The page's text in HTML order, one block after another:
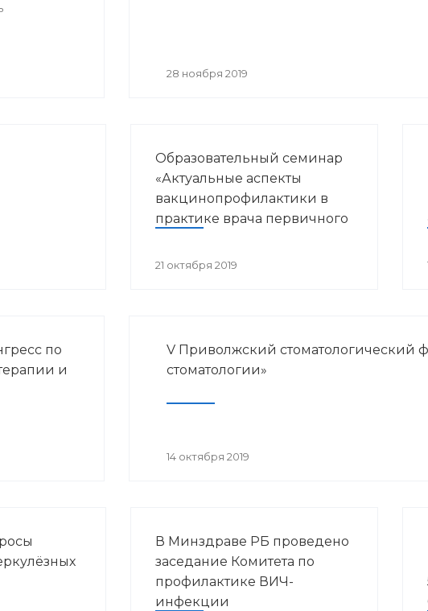
28 ноября 2019
Образовательный семинар
«Актуальные аспекты
вакцинопрофилактики в
практике врача первичного
21 октября 2019
по
и
V Приволжский стоматологический
стоматологии»
14 октября 2019
В Минздраве РБ проведено
заседание Комитета по
профилактике ВИЧ-
инфекции